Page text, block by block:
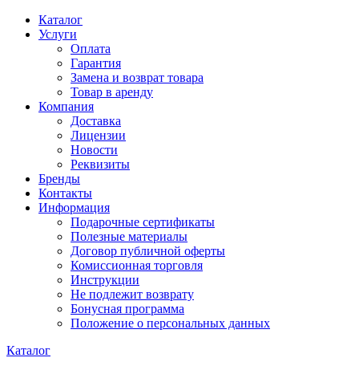
Каталог
Услуги
Оплата
Гарантия
Замена и возврат товара
Товар в аренду
Компания
Доставка
Лицензии
Новости
Реквизиты
Бренды
Контакты
Информация
Подарочные сертификаты
Полезные материалы
Договор публичной оферты
Комиссионная торговля
Инструкции
Не подлежит возврату
Бонусная программа
Положение о персональных данных
Каталог